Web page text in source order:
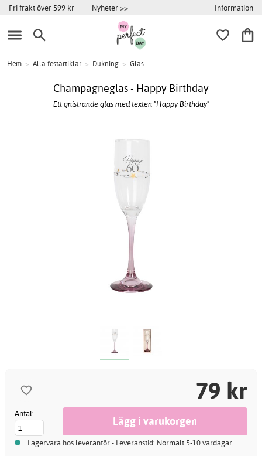
Fri frakt över 599 kr Nyheter >> Information
Hem > Alla festartiklar > Dukning > Glas
Champagneglas - Happy Birthday
Ett gnistrande glas med texten "Happy Birthday"
79 kr
Antal:
Lagervara hos leverantör - Leveranstid: Normalt 5-10 vardagar